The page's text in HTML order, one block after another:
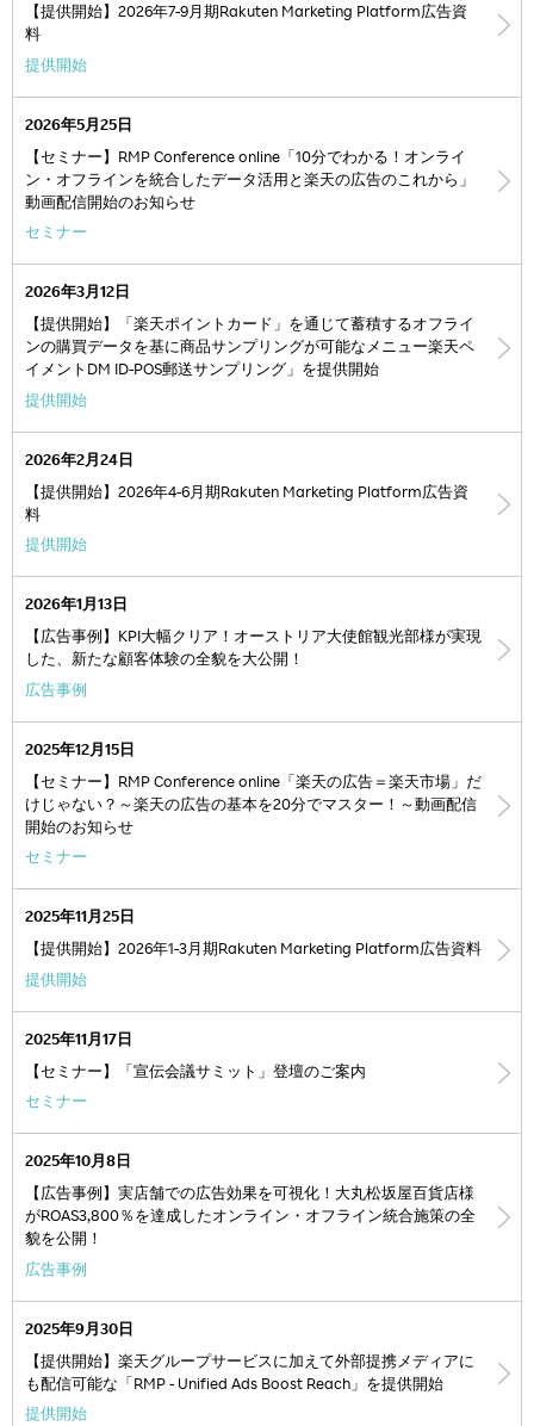
【提供開始】2026年7-9月期Rakuten Marketing Platform広告資
料
提供開始
2026年5月25日
【セミナー】RMP Conference online「10分でわかる！オンライ
ン・オフラインを統合したデータ活用と楽天の広告のこれから」
動画配信開始のお知らせ
セミナー
2026年3月12日
【提供開始】「楽天ポイントカード」を通じて蓄積するオフライ
ンの購買データを基に商品サンプリングが可能なメニュー楽天ペ
イメントDM ID-POS郵送サンプリング」を提供開始
提供開始
2026年2月24日
【提供開始】2026年4-6月期Rakuten Marketing Platform広告資
料
提供開始
2026年1月13日
【広告事例】KPI大幅クリア！オーストリア大使館観光部様が実現
した、新たな顧客体験の全貌を大公開！
広告事例
2025年12月15日
【セミナー】RMP Conference online「楽天の広告＝楽天市場」だ
けじゃない？～楽天の広告の基本を20分でマスター！～動画配信
開始のお知らせ
セミナー
2025年11月25日
【提供開始】2026年1-3月期Rakuten Marketing Platform広告資料
提供開始
2025年11月17日
【セミナー】「宣伝会議サミット」登壇のご案内
セミナー
2025年10月8日
【広告事例】実店舗での広告効果を可視化！大丸松坂屋百貨店様
がROAS3,800％を達成したオンライン・オフライン統合施策の全
貌を公開！
広告事例
2025年9月30日
【提供開始】楽天グループサービスに加えて外部提携メディアに
も配信可能な「RMP - Unified Ads Boost Reach」を提供開始
提供開始